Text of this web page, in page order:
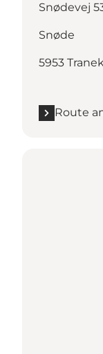
Snødevej
Snøde
5953
Route